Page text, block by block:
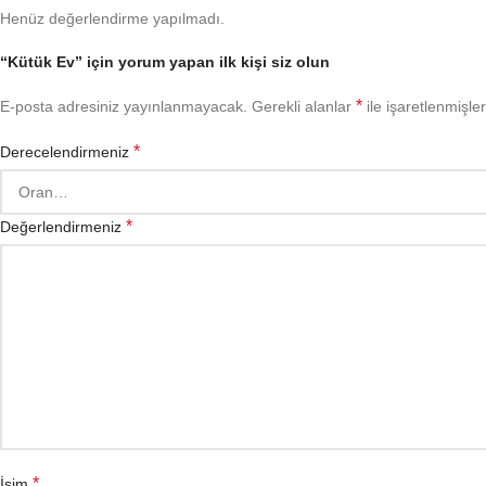
Henüz değerlendirme yapılmadı.
“Kütük Ev” için yorum yapan ilk kişi siz olun
E-posta adresiniz yayınlanmayacak. Gerekli alanlar * ile
Derecelendirmeniz *
Değerlendirmeniz *